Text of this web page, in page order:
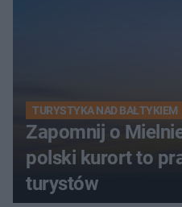
TURYSTYKA NAD BAŁTYKIEM
Zapomnij o
polski kurort to
turystów